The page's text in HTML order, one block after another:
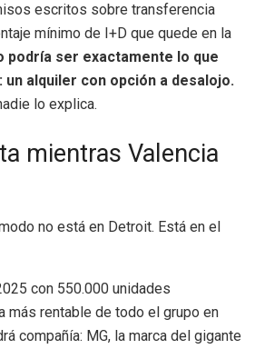
escritos sobre transferencia
mínimo de I+D que quede en la
podría ser exactamente lo que
alquiler con opción a desalojo.
lo explica.
mientras Valencia
no está en Detroit. Está en el
con 550.000 unidades
más rentable de todo el grupo en
compañía: MG, la marca del gigante